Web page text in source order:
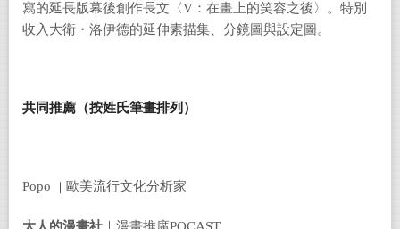
寫的延長版幕後創作長文〈V：在畫上的笑容之後〉。特別
收入大衛・洛伊德的延伸素描集、分鏡圖與設定圖。
共同推薦（按姓氏筆畫排列）
Popo ｜ 歐美流行文化分析家